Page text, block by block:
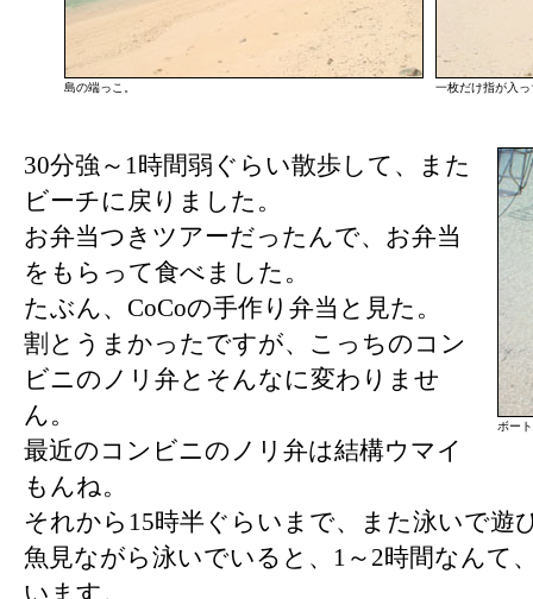
島の端っこ。 一枚だけ指が入
ボー
30分強～1時間弱ぐらい散歩して、また
ビーチに戻りました。
お弁当つきツアーだったんで、お弁当
をもらって食べました。
たぶん、CoCoの手作り弁当と見た。
割とうまかったですが、こっちのコン
ビニのノリ弁とそんなに変わりませ
ん。
最近のコンビニのノリ弁は結構ウマイ
もんね。
それから15時半ぐらいまで、また泳いで遊
魚見ながら泳いでいると、1～2時間なんて
います。